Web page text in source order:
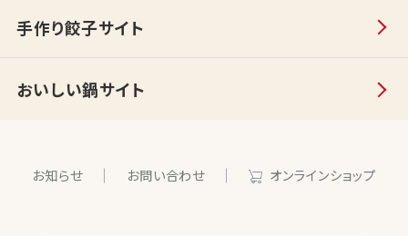
手作り餃子サイト
おいしい鍋サイト
お知らせ お問い合わせ オンラインショップ